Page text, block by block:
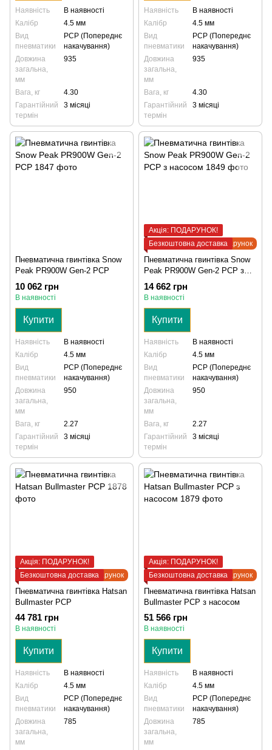
Наявність
В наявності
Калібр
4.5 мм
Вид
пневматики
PCP (Попереднє
накачування)
Довжина
загальна,
мм
935
Вага, кг
4.30
Гарантійний
термін
3 місяці
Наявність
В наявності
Калібр
4.5 мм
Вид
пневматики
PCP (Попереднє
накачування)
Довжина
загальна,
мм
935
Вага, кг
4.30
Гарантійний
термін
3 місяці
Пневматична гвинтівка Snow
Peak PR900W Gen-2 PCP
10 062 грн
В наявності
Купити
Наявність
В наявності
Калібр
4.5 мм
Вид
пневматики
PCP (Попереднє
накачування)
Довжина
загальна,
мм
950
Вага, кг
2.27
Гарантійний
термін
3 місяці
Подарунок
Акція: ПОДАРУНОК!
Безкоштовна доставка
Пневматична гвинтівка Snow
Peak PR900W Gen-2 PCP з
насосом
14 662 грн
В наявності
Купити
Наявність
В наявності
Калібр
4.5 мм
Вид
пневматики
PCP (Попереднє
накачування)
Довжина
загальна,
мм
950
Вага, кг
2.27
Гарантійний
термін
3 місяці
Подарунок
Акція: ПОДАРУНОК!
Безкоштовна доставка
Пневматична гвинтівка Hatsan
Bullmaster PCP
44 781 грн
В наявності
Купити
Наявність
В наявності
Калібр
4.5 мм
Вид
пневматики
PCP (Попереднє
накачування)
Довжина
загальна,
мм
785
Подарунок
Акція: ПОДАРУНОК!
Безкоштовна доставка
Пневматична гвинтівка Hatsan
Bullmaster PCP з насосом
51 566 грн
В наявності
Купити
Наявність
В наявності
Калібр
4.5 мм
Вид
пневматики
PCP (Попереднє
накачування)
Довжина
загальна,
мм
785